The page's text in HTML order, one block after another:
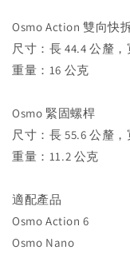
Osmo Action 雙向快
尺寸：長 44.4 公釐
重量：16 公克
Osmo 緊固螺桿
尺寸：長 55.6 公釐
重量：11.2 公克
適配產品
Osmo Action 6
Osmo Nano